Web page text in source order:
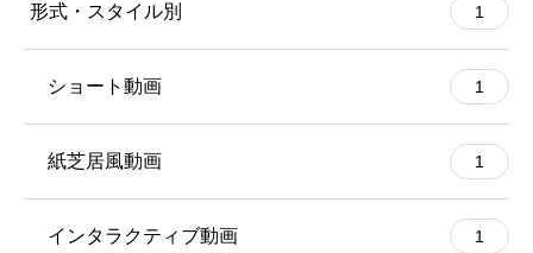
形式・スタイル別 1
ショート動画 1
紙芝居風動画 1
インタラクティブ動画 1